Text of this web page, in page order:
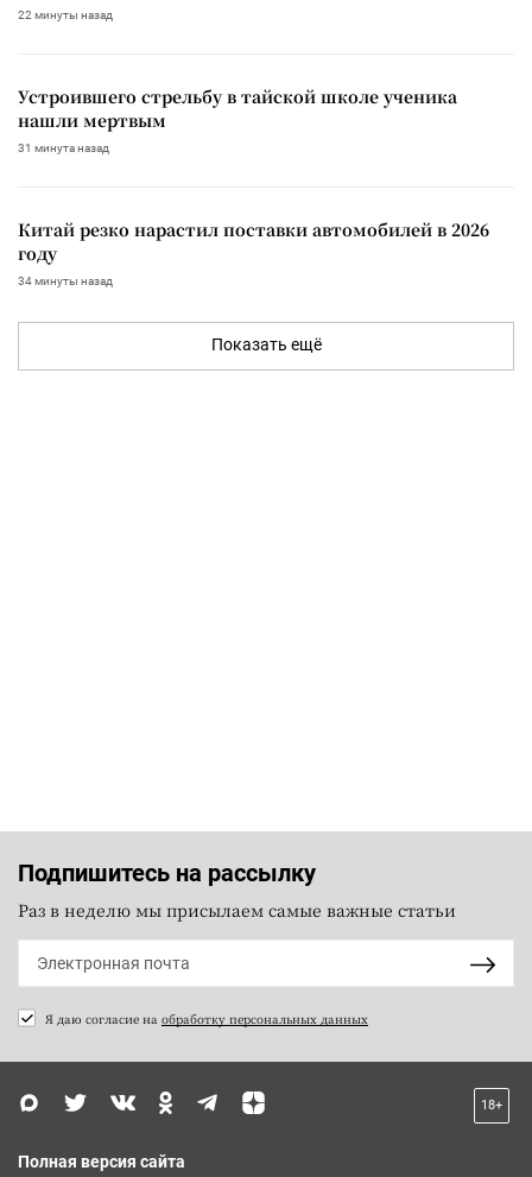
22 минуты назад
Устроившего стрельбу в тайской школе ученика
нашли мертвым
31 минута назад
Китай резко нарастил поставки автомобилей в 2026
году
34 минуты назад
Показать ещё
Подпишитесь на рассылку
Раз в неделю мы присылаем самые важные статьи
Я даю согласие на обработку персональных данных
18+
Полная версия сайта